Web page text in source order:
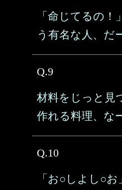
「命じてるの！
う有名な人、だ
Q.9
材料をじっと見
作れる料理、な
Q.10
「お○しよし○